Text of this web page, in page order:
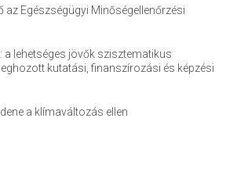
az Egészségügyi Minőségellenőrzési
lehetséges jövők szisztematikus
kutatási, finanszírozási és képzési
a klímaváltozás ellen